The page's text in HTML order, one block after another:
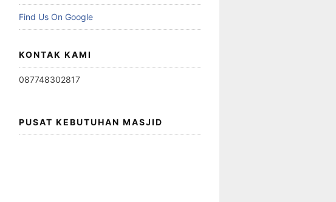
Find Us On Google
KONTAK KAMI
087748302817
PUSAT KEBUTUHAN MASJID